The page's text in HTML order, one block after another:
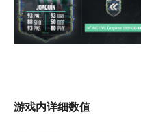
游戏内详细数值